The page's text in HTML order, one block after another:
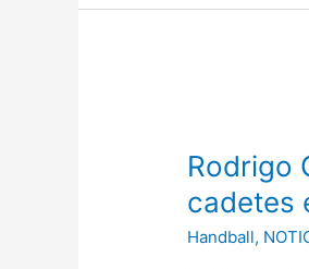
Rodrigo
cadetes
Handball,
“El
balance
del
provincial